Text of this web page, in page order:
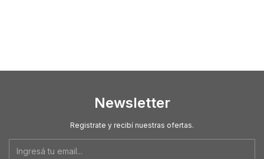
Newsletter
Registrate y recibí nuestras ofertas.